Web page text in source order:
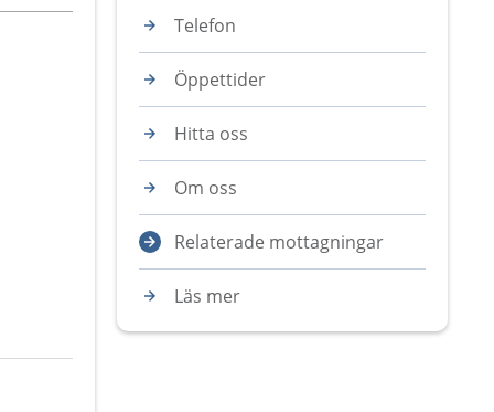
Telefon
Öppettider
Hitta oss
Om oss
Relaterade mottagningar
Läs mer